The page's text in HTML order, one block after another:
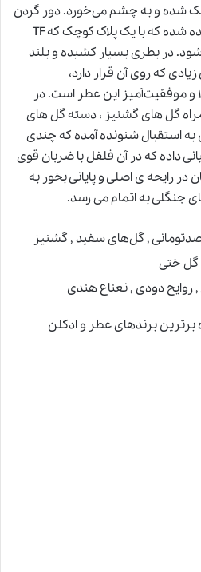
حک شده و به چشم می‌خورد. دور گردن
بطری، یک نخ طلایی‌رنگ پیچیده شده که با یک پلاک کوچک که TF
در بطری بسیار کشیده و بلند
که روی آن قرار دارد،
و موفقیت‌آمیز این عطر است. در
گل های گشنیز ، دسته گل های
استقبال شنونده آمده که چندی
داده که در آن فلفل با ضربان قوی
در رایحه ی اصلی و پایانی بخور به
جنگلی به اتمام می رسد.
صدتومانی , گل‌های سفید , گشنیز
گل ختی
, روایح دودی , نعناع هندی
برترین برندهای عطر و ادکلن